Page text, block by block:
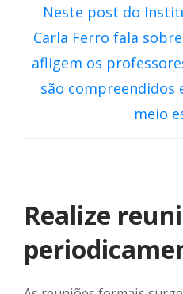
Neste post do
Carla Ferro fala
afligem os
são compreendidos
meio
Realize